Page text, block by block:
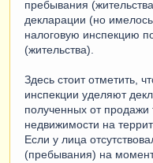
пребывания
декларации (но
налоговую инспекцию
(жительства).
Здесь стоит отметить,
инспекции уделяют
полученных от продажи
недвижимости на
Если у лица
(пребывания) на